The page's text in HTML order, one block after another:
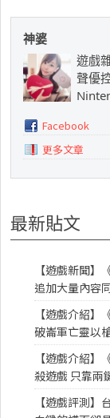
神婆
遊戲
聲優
Facebook
更多文章
最新貼文
【遊戲新聞
追加大量內容
【遊戲介紹
破崙軍亡靈以
【遊戲介紹
殺遊戲 只靠兩
【遊戲評測